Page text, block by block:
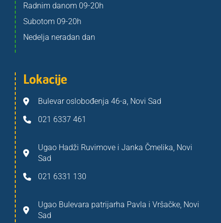
Radnim danom 09-20h
Subotom 09-20h
Nedelja neradan dan
Lokacije
Bulevar oslobođenja 46-a, Novi Sad
021 6337 461
Ugao Hadži Ruvimove i Janka Čmelika, Novi
Sad
021 6331 130
Ugao Bulevara patrijarha Pavla i Vršačke, Novi
Sad